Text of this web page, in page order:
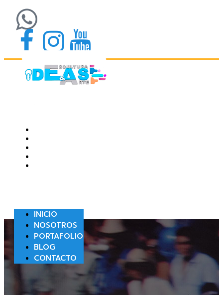
INICIO
NOSOTROS
PORTAFOLIO
BLOG
CONTACTO